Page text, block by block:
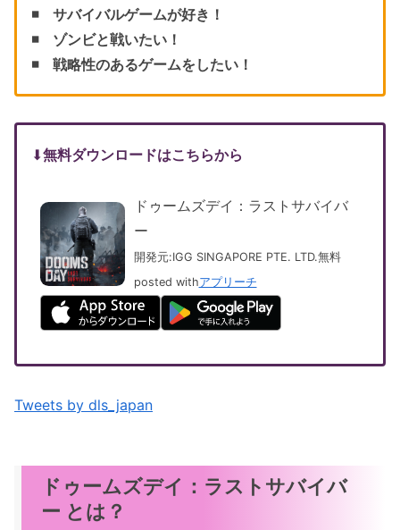
◾️ サバイバルゲームが好き！
◾️ ゾンビと戦いたい！
◾️ 戦略性のあるゲームをしたい！
⬇︎無料ダウンロードはこちらから
ドゥームズデイ：ラストサバイバ
ー
開発元:IGG SINGAPORE PTE. LTD.無料
posted withアプリーチ
Tweets by dls_japan
ドゥームズデイ：ラストサバイバ
ー とは？